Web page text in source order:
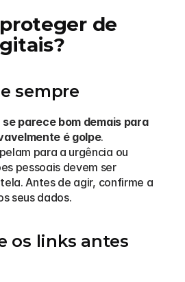
de
sempre
se parece bom demais para
é golpe.
para a urgência ou
pessoais devem ser
Antes de agir, confirme a
seus dados.
os links antes